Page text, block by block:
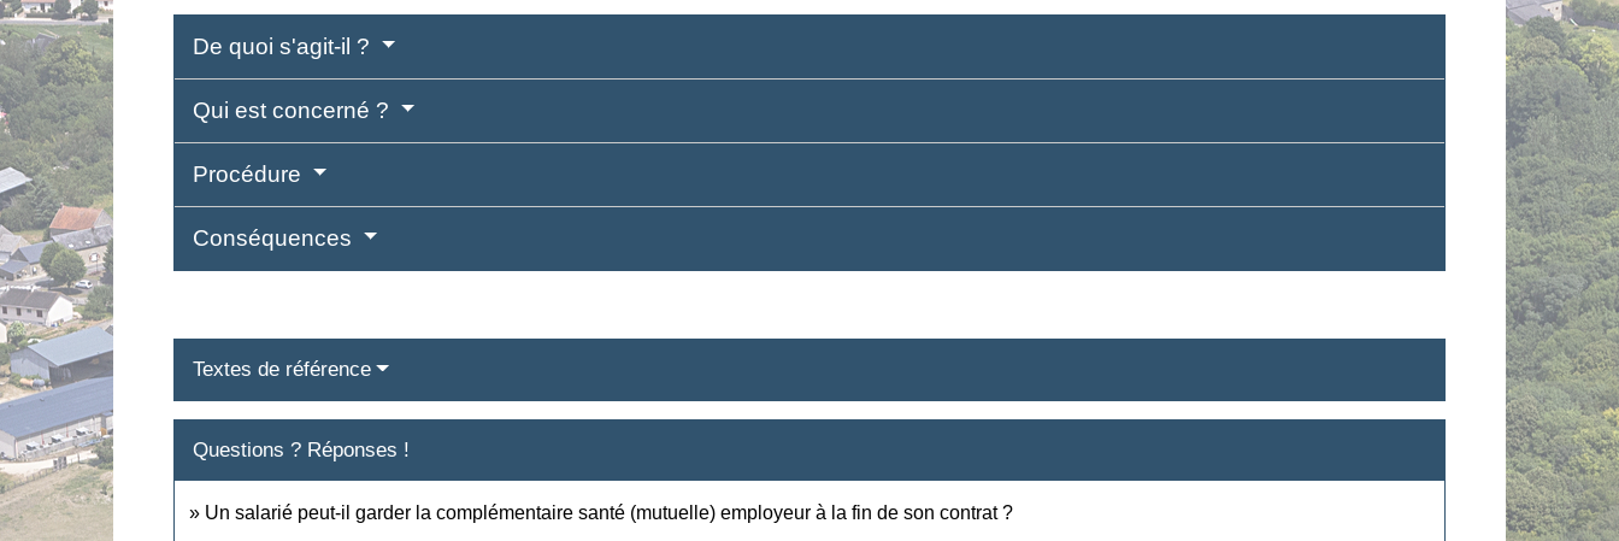
De quoi s'agit-il ?
Qui est concerné ?
Procédure
Conséquences
Textes de référence
Questions ? Réponses !
Un salarié peut-il garder la complémentaire santé (mutuelle) employeur à la fin de son contrat ?